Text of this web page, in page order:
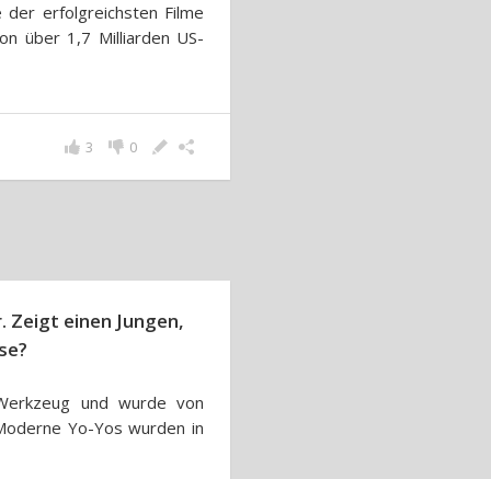
erfolgreichsten Filme
über 1,7 Milliarden US-
0
3
Zeigt einen Jungen,
und wurde von
Yo-Yos wurden in